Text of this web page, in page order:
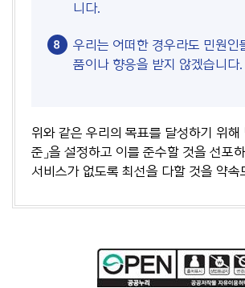
니다.
우리는 어떠한 경우라도 민원인
품이나 향응을 받지 않겠습니다.
위와 같은 우리의 목표를 달성하기 위해
준」을 설정하고 이를 준수할 것을 선포
서비스가 없도록 최선을 다할 것을 약속